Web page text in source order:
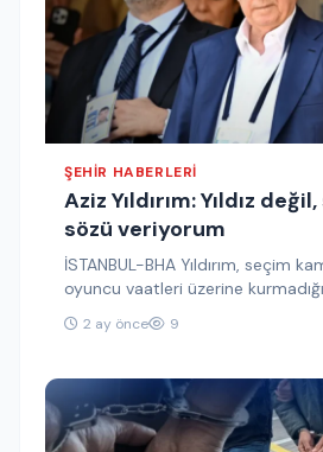
ŞEHIR HABERLERI
Aziz Yıldırım: Yıldız
sözü veriyorum
İSTANBUL-BHA Yıldırım, seçim
oyuncu vaatleri üzerine
öncelikli hedeflerinin şampiyonluk
vurguladı. Aziz Yıldırım, yıldız…
2 ay önce 9